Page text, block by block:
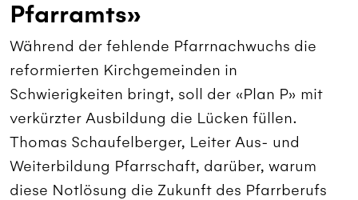
Pfarramts»
Während der fehlende Pfarrnachwuchs die
reformierten Kirchgemeinden in
Schwierigkeiten bringt, soll der «Plan P» mit
verkürzter Ausbildung die Lücken füllen.
Thomas Schaufelberger, Leiter Aus- und
Weiterbildung Pfarrschaft, darüber, warum
diese Notlösung die Zukunft des Pfarrberufs